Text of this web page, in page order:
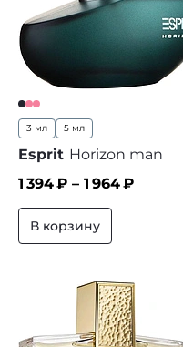
3 мл 5 мл
Esprit Horizon man
1 394₽ – 1 964₽
В корзину